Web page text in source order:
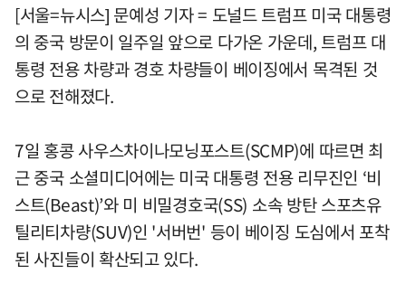
[서울=뉴시스] 문예성 기자 = 도널드 트럼프 미국 대통령
의 중국 방문이 일주일 앞으로 다가온 가운데, 트럼프 대
통령 전용 차량과 경호 차량들이 베이징에서 목격된 것
으로 전해졌다.
7일 홍콩 사우스차이나모닝포스트(SCMP)에 따르면 최
근 중국 소셜미디어에는 미국 대통령 전용 리무진인 ‘비
스트(Beast)’와 미 비밀경호국(SS) 소속 방탄 스포츠유
틸리티차량(SUV)인 '서버번' 등이 베이징 도심에서 포착
된 사진들이 확산되고 있다.